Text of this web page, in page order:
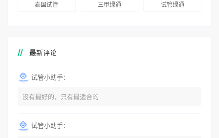
泰国试管 三甲绿通 试管绿通
最新评论
试管小助手：
没有最好的，只有最适合的
试管小助手：